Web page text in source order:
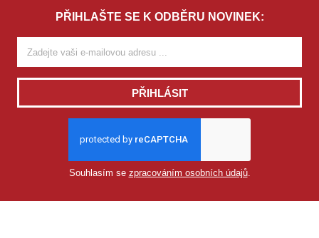
PŘIHLAŠTE SE K ODBĚRU NOVINEK:
PŘIHLÁSIT
Souhlasím se zpracováním osobních údajů.